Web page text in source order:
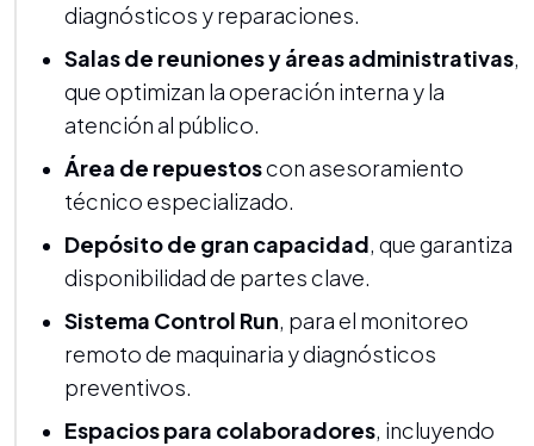
diagnósticos y reparaciones.
Salas de reuniones y áreas administrativas,
que optimizan la operación interna y la
atención al público.
Área de repuestoscon asesoramiento
técnico especializado.
Depósito de gran capacidad, que garantiza
disponibilidad de partes clave.
Sistema Control Run, para el monitoreo
remoto de maquinaria y diagnósticos
preventivos.
Espacios para colaboradores, incluyendo